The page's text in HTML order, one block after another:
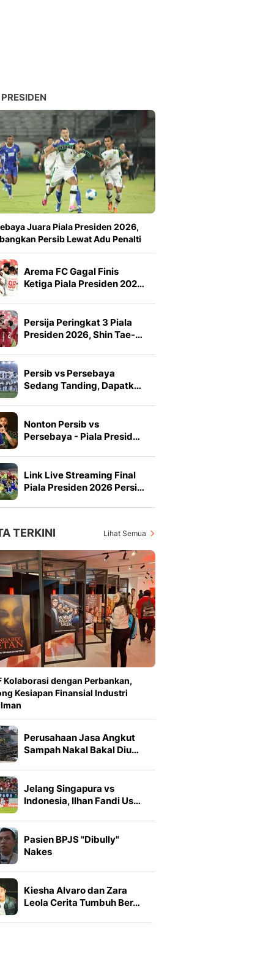
Juara Piala Presiden 2026,
Persib Lewat Adu Penalti
Arema FC Gagal Finis
Ketiga Piala Presiden 202…
Persija Peringkat 3 Piala
Presiden 2026, Shin Tae-…
Persib vs Persebaya
Sedang Tanding, Dapatk…
Nonton Persib vs
Persebaya - Piala Presid…
Link Live Streaming Final
Piala Presiden 2026 Persi…
TERKINI Lihat Semua
Kolaborasi dengan Perbankan,
Kesiapan Finansial Industri
Perusahaan Jasa Angkut
Sampah Nakal Bakal Diu…
Jelang Singapura vs
Indonesia, Ilhan Fandi Us…
Pasien BPJS "Dibully"
Nakes
Kiesha Alvaro dan Zara
Leola Cerita Tumbuh Ber…